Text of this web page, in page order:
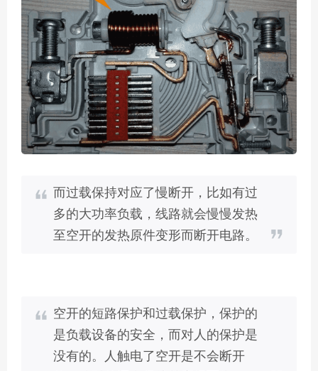
而过载保持对应了慢断开，比如有过
多的大功率负载，线路就会慢慢发热
至空开的发热原件变形而断开电路。
空开的短路保护和过载保护，保护的
是负载设备的安全，而对人的保护是
没有的。人触电了空开是不会断开